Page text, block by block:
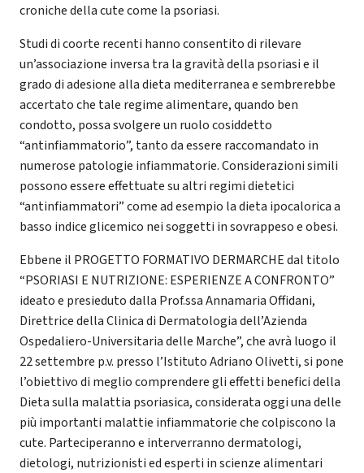
croniche della cute come la psoriasi.
Studi di coorte recenti hanno consentito di rilevare
un’associazione inversa tra la gravità della psoriasi e il
grado di adesione alla dieta mediterranea e sembrerebbe
accertato che tale regime alimentare, quando ben
condotto, possa svolgere un ruolo cosiddetto
“antinfiammatorio”, tanto da essere raccomandato in
numerose patologie infiammatorie. Considerazioni simili
possono essere effettuate su altri regimi dietetici
“antinfiammatori” come ad esempio la dieta ipocalorica a
basso indice glicemico nei soggetti in sovrappeso e obesi.
Ebbene il PROGETTO FORMATIVO DERMARCHE dal titolo
“PSORIASI E NUTRIZIONE: ESPERIENZE A CONFRONTO”
ideato e presieduto dalla Prof.ssa Annamaria Offidani,
Direttrice della Clinica di Dermatologia dell’Azienda
Ospedaliero-Universitaria delle Marche”, che avrà luogo il
22 settembre p.v. presso l’Istituto Adriano Olivetti, si pone
l’obiettivo di meglio comprendere gli effetti benefici della
Dieta sulla malattia psoriasica, considerata oggi una delle
più importanti malattie infiammatorie che colpiscono la
cute. Parteciperanno e interverranno dermatologi,
dietologi, nutrizionisti ed esperti in scienze alimentari